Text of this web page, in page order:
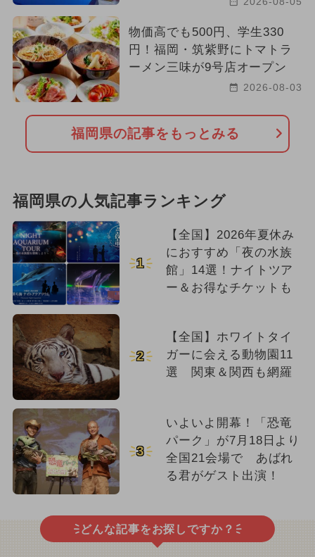
物価高でも500円、学生330
円！福岡・筑紫野にトマトラ
ーメン三味が9号店オープン
2026-08-03
福岡県の記事をもっとみる
福岡県の人気記事ランキング
1
【全国】2026年夏休み
におすすめ「夜の水族
館」14選！ナイトツア
ー＆お得なチケットも
2
【全国】ホワイトタイ
ガーに会える動物園11
選 関東＆関西も網羅
3
いよいよ開幕！「恐竜
パーク」が7月18日より
全国21会場で あばれ
る君がゲスト出演！
どんな記事をお探しですか？